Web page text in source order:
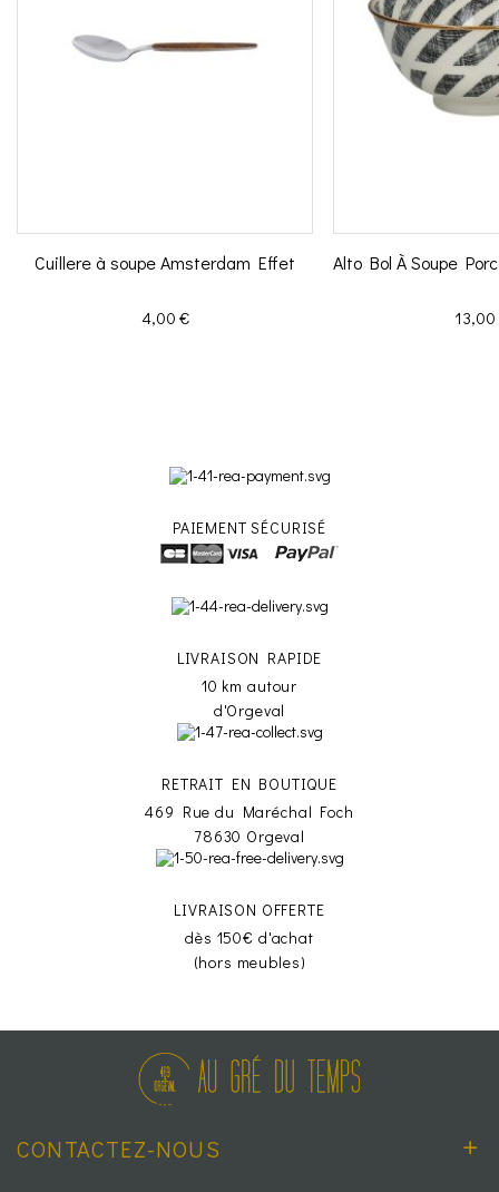
Cuillere à soupe Amsterdam Effet
Prix
4,00 €
Alto Bol À Soupe
Prix
PAIEMENT SÉCURISÉ
LIVRAISON RAPIDE
10 km autour
d'Orgeval
RETRAIT EN BOUTIQUE
469 Rue du Maréchal Foch
78630 Orgeval
LIVRAISON OFFERTE
dès 150€ d'achat
(hors meubles)
CONTACTEZ-NOUS